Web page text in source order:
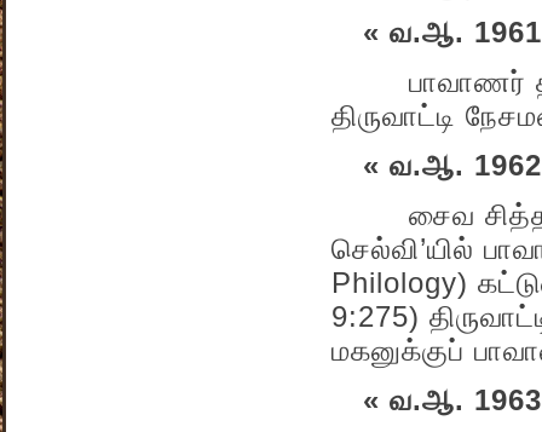
« வ.ஆ. 1961
பாவாணர்
திருவாட்டி
« வ.ஆ. 1962
சைவ
செல்வி’யில்
Philology)
9:275)
மகனுக்குப்
« வ.ஆ. 1963